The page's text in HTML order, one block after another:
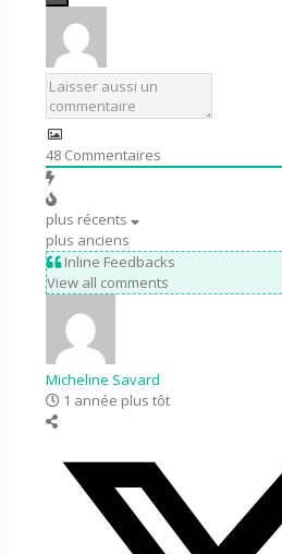
48 Commentaires
plus récents
plus anciens
Inline Feedbacks
View all comments
Micheline Savard
1 année plus tôt